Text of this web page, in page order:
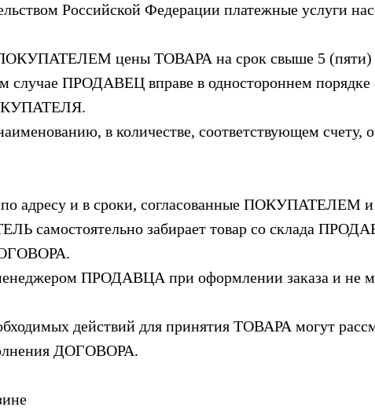
Российской Федерации платежные услуги
цены ТОВАРА на срок свыше 5 (пяти)
ПРОДАВЕЦ вправе в одностороннем порядке
в количестве, соответствующем счету,
адресу и в сроки, согласованные ПОКУПАТЕЛЕМ
забирает товар со склада
ПРОДАВЦА при оформлении заказа и не
действий для принятия ТОВАРА могут
ДОГОВОРА.